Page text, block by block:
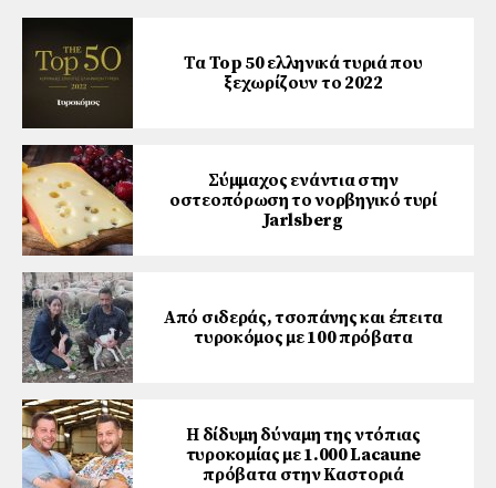
Τα Top 50 ελληνικά τυριά που
ξεχωρίζουν το 2022
Σύμμαχος ενάντια στην
οστεοπόρωση το νορβηγικό τυρί
Jarlsberg
Από σιδεράς, τσοπάνης και έπειτα
τυροκόμος με 100 πρόβατα
Η δίδυμη δύναμη της ντόπιας
τυροκομίας με 1.000 Lacaune
πρόβατα στην Καστοριά